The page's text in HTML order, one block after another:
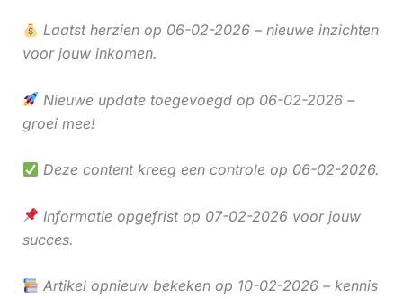
Laatst herzien op 06-02-2026 – nieuwe inzichten
voor jouw inkomen.
Nieuwe update toegevoegd op 06-02-2026 –
groei mee!
Deze content kreeg een controle op 06-02-2026.
Informatie opgefrist op 07-02-2026 voor jouw
succes.
Artikel opnieuw bekeken op 10-02-2026 – kennis